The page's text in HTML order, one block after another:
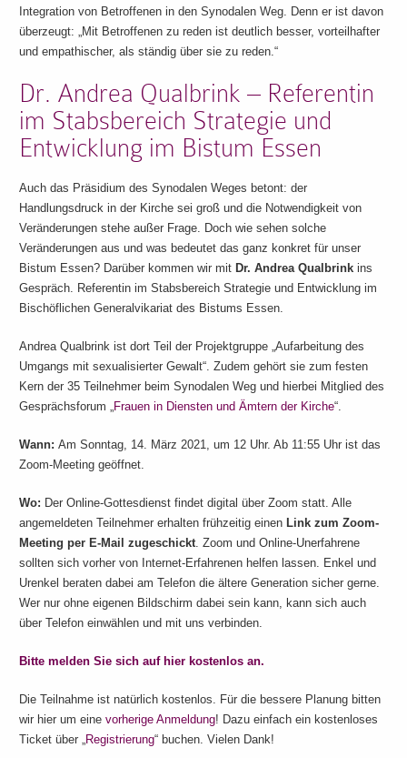
Integration von Betroffenen in den Synodalen Weg. Denn er ist davon
überzeugt: „Mit Betroffenen zu reden ist deutlich besser, vorteilhafter
und empathischer, als ständig über sie zu reden.“
Dr. Andrea Qualbrink – Referentin
im Stabsbereich Strategie und
Entwicklung im Bistum Essen
Auch das Präsidium des Synodalen Weges betont: der
Handlungsdruck in der Kirche sei groß und die Notwendigkeit von
Veränderungen stehe außer Frage. Doch wie sehen solche
Veränderungen aus und was bedeutet das ganz konkret für unser
Bistum Essen? Darüber kommen wir mit Dr. Andrea Qualbrink ins
Gespräch. Referentin im Stabsbereich Strategie und Entwicklung im
Bischöflichen Generalvikariat des Bistums Essen.
Andrea Qualbrink ist dort Teil der Projektgruppe „Aufarbeitung des
Umgangs mit sexualisierter Gewalt“. Zudem gehört sie zum festen
Kern der 35 Teilnehmer beim Synodalen Weg und hierbei Mitglied des
Gesprächsforum „Frauen in Diensten und Ämtern der Kirche“.
Wann: Am Sonntag, 14. März 2021, um 12 Uhr. Ab 11:55 Uhr ist das
Zoom-Meeting geöffnet.
Wo: Der Online-Gottesdienst findet digital über Zoom statt. Alle
angemeldeten Teilnehmer erhalten frühzeitig einen Link zum Zoom-
Meeting per E-Mail zugeschickt. Zoom und Online-Unerfahrene
sollten sich vorher von Internet-Erfahrenen helfen lassen. Enkel und
Urenkel beraten dabei am Telefon die ältere Generation sicher gerne.
Wer nur ohne eigenen Bildschirm dabei sein kann, kann sich auch
über Telefon einwählen und mit uns verbinden.
Bitte melden Sie sich auf hier kostenlos an.
Die Teilnahme ist natürlich kostenlos. Für die bessere Planung bitten
wir hier um einevorherige Anmeldung! Dazu einfach ein kostenloses
Ticket über „Registrierung“ buchen. Vielen Dank!